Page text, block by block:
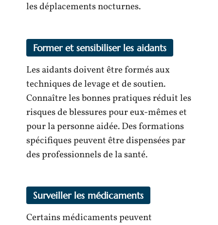
les déplacements nocturnes.
Former et sensibiliser les aidants
Les aidants doivent être formés aux
techniques de levage et de soutien.
Connaître les bonnes pratiques réduit les
risques de blessures pour eux-mêmes et
pour la personne aidée. Des formations
spécifiques peuvent être dispensées par
des professionnels de la santé.
Surveiller les médicaments
Certains médicaments peuvent